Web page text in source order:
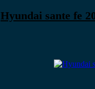
Hyundai sante fe